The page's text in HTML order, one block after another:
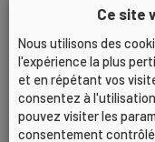
Les prix sont
mettant en
récompensés et
jusqu’à 10 000
plusieurs
Ce site
Nous utilisons des
l'expérience la plus
et en répétant vos
consentez à l'utilisation
pouvez visiter les
consentement contrôlé.